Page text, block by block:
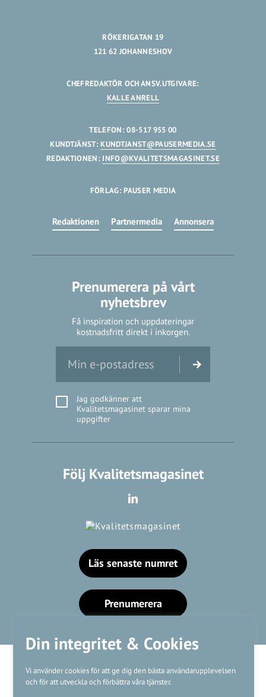
Din integritet & Cookies
Vi använder cookies för att ge dig den bästa användarupplevelsen
och för att utveckla och förbättra våra tjänster.
RÖKERIGATAN 19
121 62 JOHANNESHOV
CHEFREDAKTÖR OCH ANSV.UTGIVARE:
KALLE ANRELL
TELEFON: 08-517 955 00
KUNDTJÄNST:KUNDTJANST@PAUSERMEDIA.SE
REDAKTIONEN: INFO@KVALITETSMAGASINET.SE
FÖRLAG: PAUSER MEDIA
Redaktionen Partnermedia Annonsera
Prenumerera på vårt
nyhetsbrev
Få inspiration och uppdateringar
kostnadsfritt direkt i inkorgen.
Jag godkänner att
Kvalitetsmagasinet sparar mina
uppgifter
Följ Kvalitetsmagasinet
Läs senaste numret
Prenumerera